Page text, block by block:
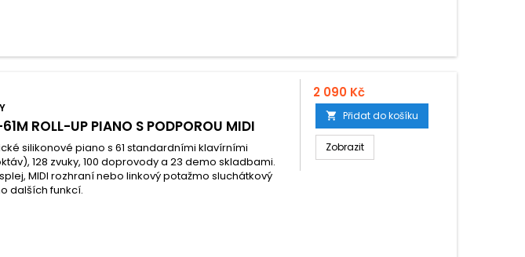
ROLL-UP PIANO S PODPOROU MIDI
silikonové piano s 61 standardními klavírními
128 zvuky, 100 doprovody a 23 demo skladbami.
MIDI rozhraní nebo linkový potažmo sluchátkový
dalších funkcí.
2 090 Kč
 Přidat do košíku
Zobrazit